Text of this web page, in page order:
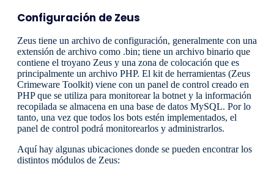
Configuración de Zeus
Zeus tiene un archivo de configuración, generalmente con una
extensión de archivo como .bin; tiene un archivo binario que
contiene el troyano Zeus y una zona de colocación que es
principalmente un archivo PHP. El kit de herramientas (Zeus
Crimeware Toolkit) viene con un panel de control creado en
PHP que se utiliza para monitorear la botnet y la información
recopilada se almacena en una base de datos MySQL. Por lo
tanto, una vez que todos los bots estén implementados, el
panel de control podrá monitorearlos y administrarlos.
Aquí hay algunas ubicaciones donde se pueden encontrar los
distintos módulos de Zeus: